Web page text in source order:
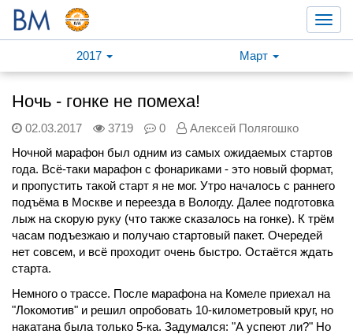
2017
Март
Ночь - гонке не помеха!
02.03.2017 3719 0
Алексей Полягошко
Ночной марафон был одним из самых ожидаемых стартов
года. Всё-таки марафон с фонариками - это новый формат,
и пропустить такой старт я не мог. Утро началось с раннего
подъёма в Москве и переезда в Вологду. Далее подготовка
лыж на скорую руку (что также сказалось на гонке). К трём
часам подъезжаю и получаю стартовый пакет. Очередей
нет совсем, и всё проходит очень быстро. Остаётся ждать
старта.
Немного о трассе. После марафона на Комеле приехал на
"Локомотив" и решил опробовать 10-километровый круг, но
накатана была только 5-ка. Задумался: "А успеют ли?" Но